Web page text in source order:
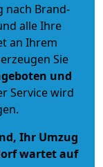
nach Brand-
alle Ihre
an Ihrem
Sie
und
Service wird
Ihr Umzug
wartet auf